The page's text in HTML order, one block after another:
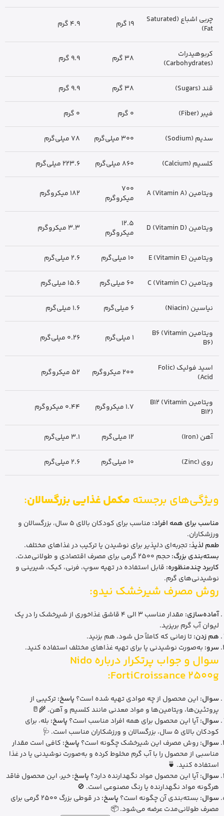
چربی اشباع (Saturated
Fat)
19 گرم 4.9 گرم
کربوهیدرات
(Carbohydrates)
38 گرم 9.9 گرم
قند (Sugars) 38 گرم 9.9 گرم
فیبر (Fiber) 0 گرم 0 گرم
سدیم (Sodium) 300 میلی‌گرم 78 میلی‌گرم
کلسیم (Calcium) 860 میلی‌گرم 223.6 میلی‌گرم
ویتامین A (Vitamin A)
700
میکروگرم
182 میکروگرم
ویتامین D (Vitamin D)
12.5
میکروگرم
3.3 میکروگرم
ویتامین E (Vitamin E) 10 میلی‌گرم 2.6 میلی‌گرم
ویتامین C (Vitamin C) 60 میلی‌گرم 15.6 میلی‌گرم
نیاسین (Niacin) 6 میلی‌گرم 1.6 میلی‌گرم
ویتامین B6 (Vitamin
B6)
1 میلی‌گرم 0.26 میلی‌گرم
اسید فولیک (Folic
Acid)
200 میکروگرم 52 میکروگرم
ویتامین B12 (Vitamin
B12)
1.7 میکروگرم 0.44 میکروگرم
آهن (Iron) 12 میلی‌گرم 3.1 میلی‌گرم
روی (Zinc) 10 میلی‌گرم 2.6 میلی‌گرم
ویژگی‌های برجسته مکمل غذایی بزرگسالان:
مناسب برای همه افراد:
مناسب برای کودکان بالای 5 سال، بزرگسالان و
ورزشکاران.
طعم لذیذ:تجربه‌ای دلپذیر برای نوشیدن یا ترکیب در غذاهای مختلف.
بسته‌بندی بزرگ:حجم 2500 گرمی برای مصرف اقتصادی و طولانی‌مدت.
کاربرد چندمنظوره: قابل استفاده در تهیه سوپ، فرنی، کیک، شیرینی و
نوشیدنی‌های گرم.
روش مصرف شیرخشک نیدو:
آماده‌سازی:
مقدار مناسب 3 الی 4 قاشق غذاخوری از شیرخشک را در یک
لیوان آب گرم بریزید.
هم زدن:تا زمانی که کاملاً حل شود، هم بزنید.
سرو: به‌صورت نوشیدنی یا برای تهیه غذاهای مختلف استفاده کنید.
سوال و جواب پرتکرار درباره Nido
FortiCroissance 2500g:
سوال: این محصول از چه موادی تهیه شده است؟ پاسخ:ترکیبی از
پروتئین‌ها، ویتامین‌ها و مواد معدنی مانند کلسیم و آهن. 🌾🥛
سوال:آیا این محصول برای همه افراد مناسب است؟ پاسخ: بله، برای
کودکان بالای 5 سال، بزرگسالان و ورزشکاران مناسب است. 🩺
سوال: روش مصرف این شیرخشک چگونه است؟ پاسخ: کافی است مقدار
مناسبی از محصول را با آب گرم مخلوط کرده و به‌صورت نوشیدنی یا در غذا
استفاده کنید. 🍵
سوال:آیا این محصول مواد نگهدارنده دارد؟ پاسخ:خیر، این محصول فاقد
هرگونه مواد نگهدارنده یا رنگ مصنوعی است. 🚫
سوال: بسته‌بندی آن چگونه است؟ پاسخ:
در قوطی بزرگ 2500 گرمی برای
مصرف طولانی‌مدت عرضه می‌شود. 📦